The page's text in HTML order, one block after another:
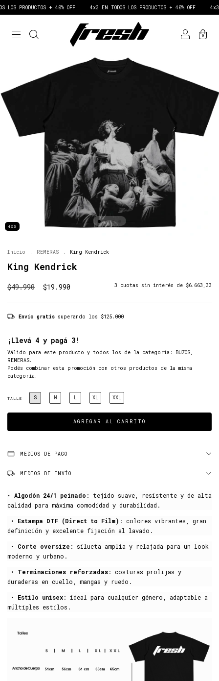
+ 40% OFF 4x3 EN TODOS LOS PRODUCTOS + 40% OFF 4x3 EN
0
4X3
Inicio . REMERAS . King Kendrick
King Kendrick
$49.990 $19.990 3 cuotas sin interés de $6.663,33
Envío gratis superando los $125.000
¡Llevá 4 y pagá 3!
Válido para este producto y todos los de la categoría: BUZOS,
REMERAS.
Podés combinar esta promoción con otros productos de la misma
categoría.
TALLE S M L XL XXL
MEDIOS DE PAGO
MEDIOS DE ENVÍO
• Algodón 24/1 peinado : tejido suave, resistente y de alta
calidad para máxima comodidad y durabilidad.
•
Estampa DTF (Direct to Film) : colores vibrantes, gran
definición y excelente fijación al lavado.
•
Corte oversize : silueta amplia y relajada para un look
moderno y urbano.
•
Terminaciones reforzadas: costuras prolijas y
duraderas en cuello, mangas y ruedo.
•
Estilo unisex: ideal para cualquier género, adaptable a
múltiples estilos.